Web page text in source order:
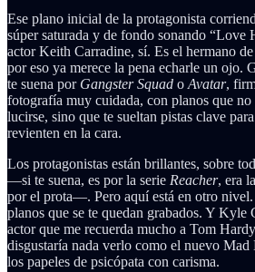
Ese plano inicial de la protagonista
súper saturada y de fondo sonando “Love
actor Keith Carradine, sí. Es el hermano
por eso ya merece la pena echarle un ojo.
te suena por Gangster Squad o Avatar,
fotografía muy cuidada, con planos que no
lucirse, sino que te sueltan pistas clave
revienten en la cara.
Los protagonistas están brillantes, sobre
—si te suena, es por la serie Reacher, era
por el prota—. Pero aquí está en otro
planos que se te quedan grabados. Y
actor que me recuerda mucho a Tom
disgustaría nada verlo como el nuevo
los papeles de psicópata con carisma.